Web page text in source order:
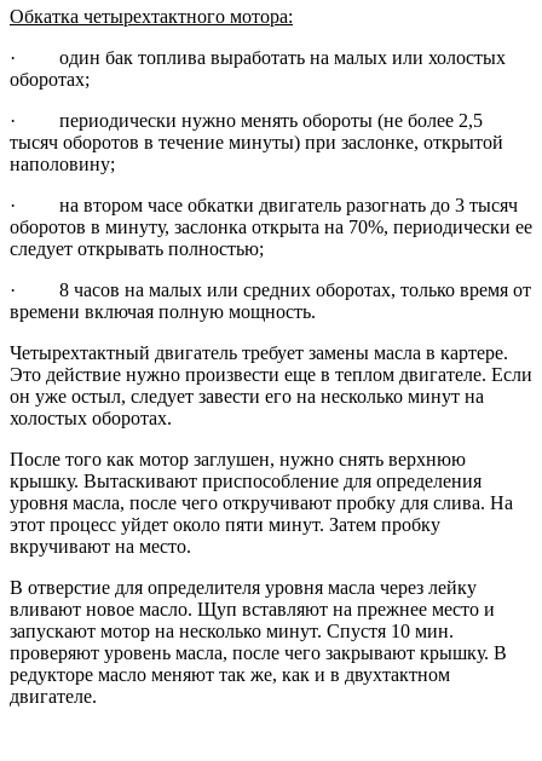
Обкатка четырехтактного мотора:
· один бак топлива выработать на малых или холостых
оборотах;
· периодически нужно менять обороты (не более 2,5
тысяч оборотов в течение минуты) при заслонке, открытой
наполовину;
· на втором часе обкатки двигатель разогнать до 3 тысяч
оборотов в минуту, заслонка открыта на 70%, периодически ее
следует открывать полностью;
· 8 часов на малых или средних оборотах, только время от
времени включая полную мощность.
Четырехтактный двигатель требует замены масла в картере.
Это действие нужно произвести еще в теплом двигателе. Если
он уже остыл, следует завести его на несколько минут на
холостых оборотах.
После того как мотор заглушен, нужно снять верхнюю
крышку. Вытаскивают приспособление для определения
уровня масла, после чего откручивают пробку для слива. На
этот процесс уйдет около пяти минут. Затем пробку
вкручивают на место.
В отверстие для определителя уровня масла через лейку
вливают новое масло. Щуп вставляют на прежнее место и
запускают мотор на несколько минут. Спустя 10 мин.
проверяют уровень масла, после чего закрывают крышку. В
редукторе масло меняют так же, как и в двухтактном
двигателе.